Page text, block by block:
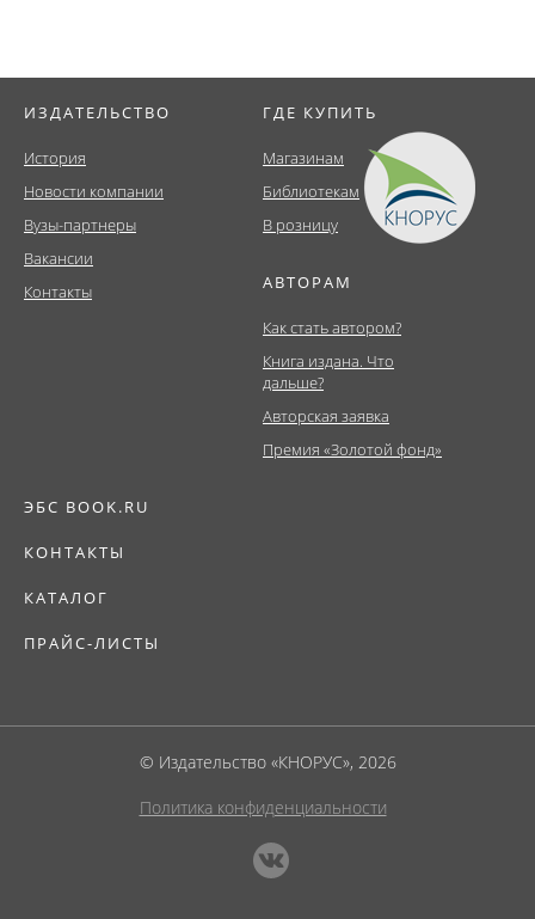
ИЗДАТЕЛЬСТВО
История
Новости компании
Вузы-партнеры
Вакансии
Контакты
ГДЕ КУПИТЬ
Магазинам
Библиотекам
В розницу
АВТОРАМ
Как стать автором?
Книга издана. Что
дальше?
Авторская заявка
Премия «Золотой фонд»
ЭБС BOOK.RU
КОНТАКТЫ
КАТАЛОГ
ПРАЙС-ЛИСТЫ
© Издательство «КНОРУС», 2026
Политика конфиденциальности